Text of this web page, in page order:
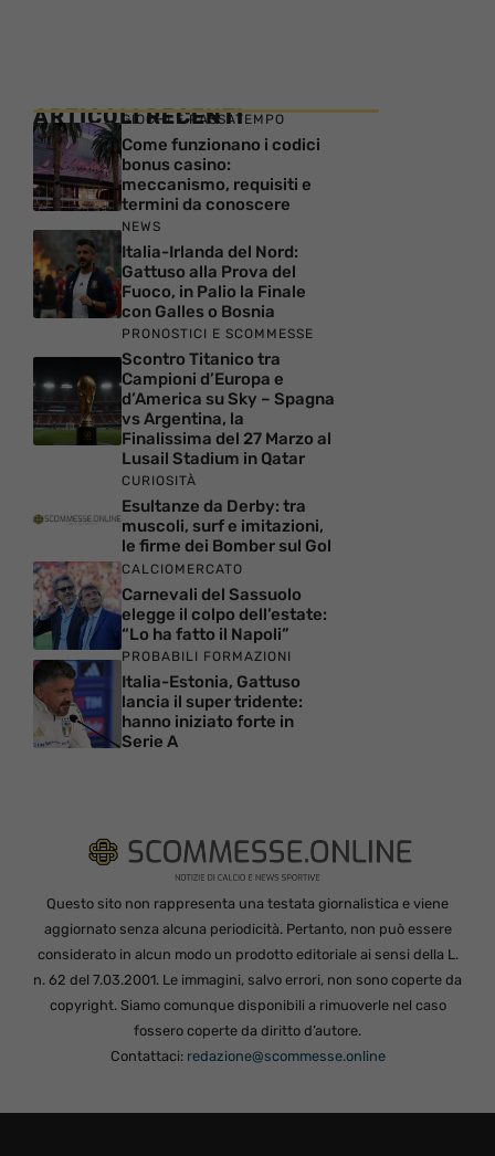
ARTICOLI RECENTI
GIOCHI E PASSATEMPO
Come funzionano i codici
bonus casino:
meccanismo, requisiti e
termini da conoscere
NEWS
Italia-Irlanda del Nord:
Gattuso alla Prova del
Fuoco, in Palio la Finale
con Galles o Bosnia
PRONOSTICI E SCOMMESSE
Scontro Titanico tra
Campioni d’Europa e
d’America su Sky – Spagna
vs Argentina, la
Finalissima del 27 Marzo al
Lusail Stadium in Qatar
CURIOSITÀ
Esultanze da Derby: tra
muscoli, surf e imitazioni,
le firme dei Bomber sul Gol
CALCIOMERCATO
Carnevali del Sassuolo
elegge il colpo dell’estate:
“Lo ha fatto il Napoli”
PROBABILI FORMAZIONI
Italia-Estonia, Gattuso
lancia il super tridente:
hanno iniziato forte in
Serie A
Questo sito non rappresenta una testata giornalistica e viene
aggiornato senza alcuna periodicità. Pertanto, non può essere
considerato in alcun modo un prodotto editoriale ai sensi della L.
n. 62 del 7.03.2001. Le immagini, salvo errori, non sono coperte da
copyright. Siamo comunque disponibili a rimuoverle nel caso
fossero coperte da diritto d’autore.
Contattaci: redazione@scommesse.online